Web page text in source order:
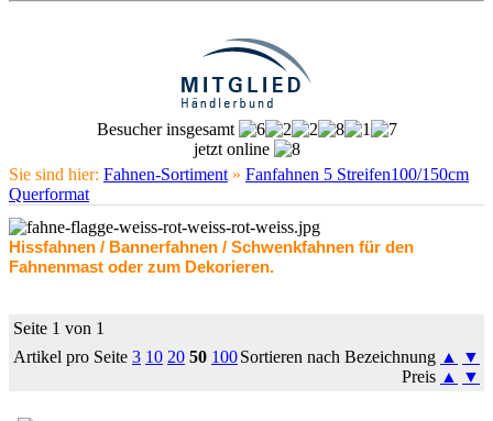
Besucher insgesamt
jetzt online
Sie sind hier: Fahnen-Sortiment » Fanfahnen 5 Streifen100/150cm
Querformat
Hissfahnen / Bannerfahnen / Schwenkfahnen für den
Fahnenmast oder zum Dekorieren.
Seite 1 von 1
Artikel pro Seite 3 10 20 50 100Sortieren nach Bezeichnung ▲
▼
Preis ▲ ▼